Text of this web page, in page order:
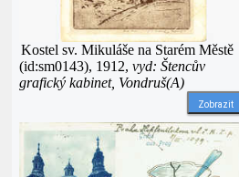
Kostel sv. Mikuláše na Starém Městě
(id:sm0143), 1912, vyd: Štencův
grafický kabinet, Vondruš(A)
Zobrazit